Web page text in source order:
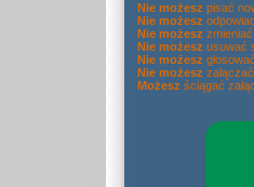
Nie możesz pisać
Nie możesz
Nie możesz
Nie możesz usuwać
Nie możesz
Nie możesz
Możesz ściągać